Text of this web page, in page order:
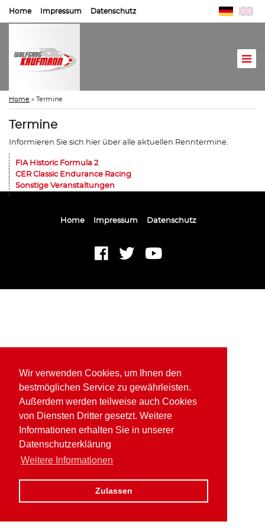
Wir verwenden Cookies, um Ihnen den
bestmöglichen Service zu gewährleisten.
Außerdem werden teilweise auch Cookies
von Diensten Dritter gesetzt. Weitere
Informationen erhalten Sie in unserer
Datenschutzerklärung
Weitere Informationen
Zulassen
Home Impressum Datenschutz
Home » Termine
Termine
Informieren Sie sich hier über alle aktuellen Renntermine.
FIA Historic Formula 2
CER Classic Endurance Racing
Sonstige Veranstaltungen
Home Impressum Datenschutz